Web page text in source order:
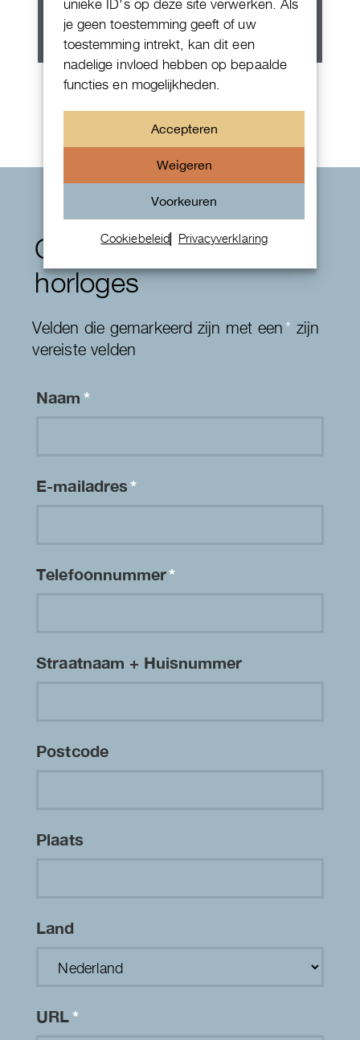
unieke ID's op deze site verwerken. Als
je geen toestemming geeft of uw
toestemming intrekt, kan dit een
nadelige invloed hebben op bepaalde
functies en mogelijkheden.
Accepteren
Weigeren
Voorkeuren
Cookiebeleid Privacyverklaring
Zenith Espada
Contactformulier
horloges
Velden die gemarkeerd zijn met een* zijn
vereiste velden
Naam*
E-mailadres*
Telefoonnummer*
Straatnaam + Huisnummer
Postcode
Plaats
Land
URL*